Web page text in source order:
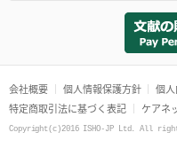
会社概要 個人情報保護方針
個
特定商取引法に基づく表記
ケアネ
Copyright(c)2016 ISHO-JP Ltd. All